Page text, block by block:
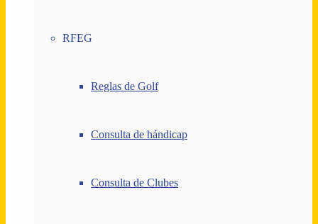
RFEG
Reglas de Golf
Consulta de hándicap
Consulta de Clubes